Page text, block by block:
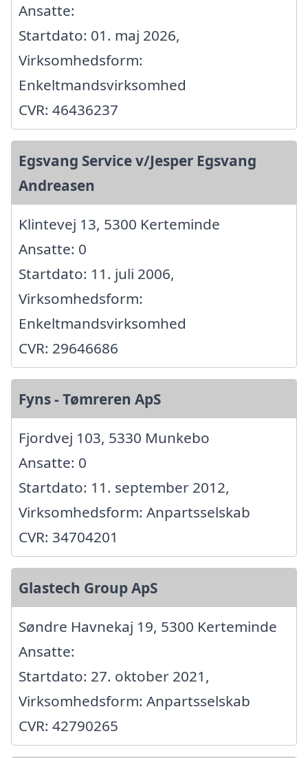
Ansatte:
Startdato: 01. maj 2026,
Virksomhedsform:
Enkeltmandsvirksomhed
CVR: 46436237
Egsvang Service v/Jesper Egsvang
Andreasen
Klintevej 13, 5300 Kerteminde
Ansatte: 0
Startdato: 11. juli 2006,
Virksomhedsform:
Enkeltmandsvirksomhed
CVR: 29646686
Fyns - Tømreren ApS
Fjordvej 103, 5330 Munkebo
Ansatte: 0
Startdato: 11. september 2012,
Virksomhedsform: Anpartsselskab
CVR: 34704201
Glastech Group ApS
Søndre Havnekaj 19, 5300 Kerteminde
Ansatte:
Startdato: 27. oktober 2021,
Virksomhedsform: Anpartsselskab
CVR: 42790265